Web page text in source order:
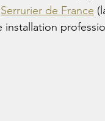
Serrurier de France
installation